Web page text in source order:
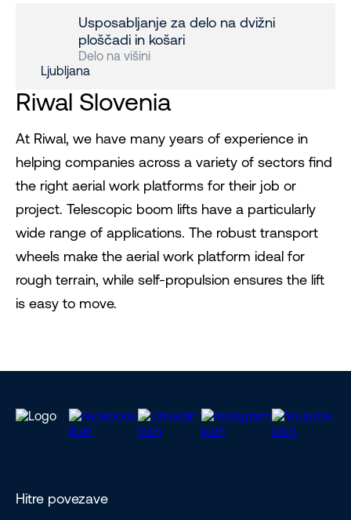
Usposabljanje za delo na dvižni
ploščadi in košari
Delo na višini
Ljubljana
Riwal Slovenia
At Riwal, we have many years of experience in
helping companies across a variety of sectors find
the right aerial work platforms for their job or
project. Telescopic boom lifts have a particularly
wide range of applications. The robust transport
wheels make the aerial work platform ideal for
rough terrain, while self-propulsion ensures the lift
is easy to move.
Hitre povezave